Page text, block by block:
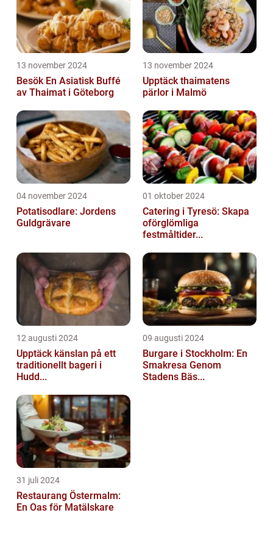
13 november 2024
Besök En Asiatisk Buffé
av Thaimat i Göteborg
13 november 2024
Upptäck thaimatens
pärlor i Malmö
04 november 2024
Potatisodlare: Jordens
Guldgrävare
01 oktober 2024
Catering i Tyresö: Skapa
oförglömliga
festmåltider...
12 augusti 2024
Upptäck känslan på ett
traditionellt bageri i
Hudd...
09 augusti 2024
Burgare i Stockholm: En
Smakresa Genom
Stadens Bäs...
31 juli 2024
Restaurang Östermalm:
En Oas för Matälskare